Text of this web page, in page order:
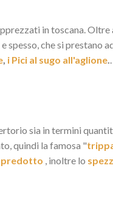
in toscana.
spesso, che si prestano
i Pici al sugo all'aglione
sia in termini
quindi la famosa "
, inoltre lo